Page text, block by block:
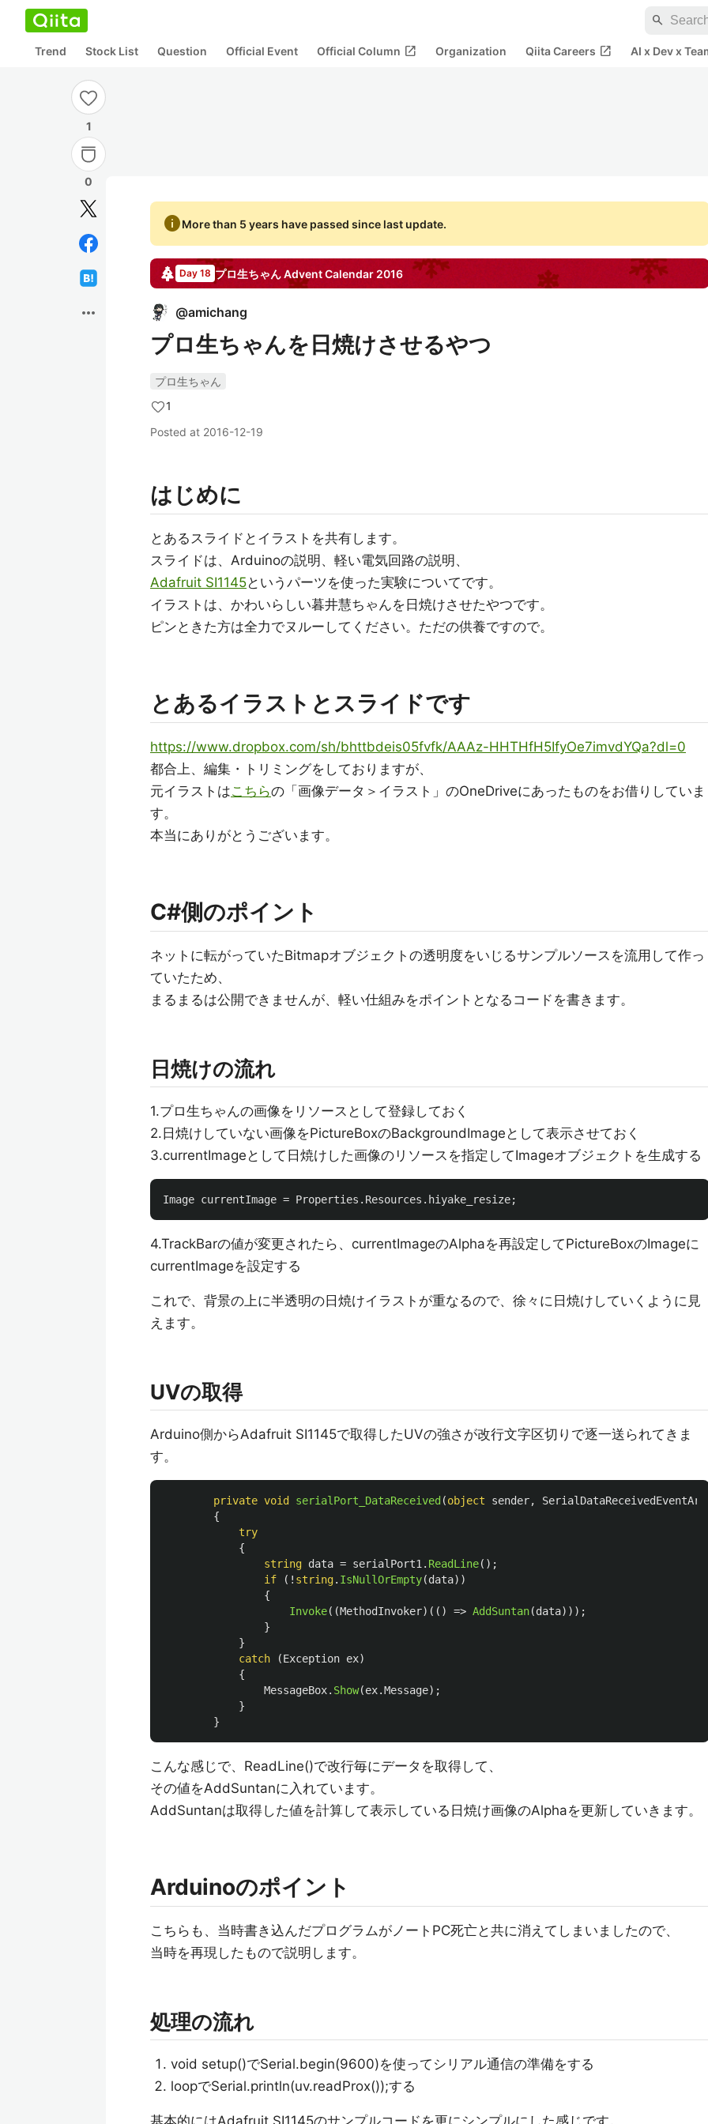
search
Trend Stock List Question Official Event Official Column open_in_new Organization Qiita Careers open_in_new AI x Dev x
1
0
more_horiz
infoMore than 5 years have passed since last update.
Day 18 プロ生ちゃんAdvent Calendar 2016
@amichang
プロ生ちゃんを日焼けさせるやつ
プロ生ちゃん
1
Posted at 2016-12-19
はじめに
とあるスライドとイラストを共有します。
スライドは、Arduinoの説明、軽い電気回路の説明、
Adafruit SI1145というパーツを使った実験についてです。
イラストは、かわいらしい暮井慧ちゃんを日焼けさせたやつです。
ピンときた方は全力でヌルーしてください。ただの供養ですので。
とあるイラストとスライドです
https://www.dropbox.com/sh/bhttbdeis05fvfk/AAAz-HHTHfH5IfyOe7imvdYQa?dl=0
都合上、編集・トリミングをしておりますが、
元イラストはこちらの「画像データ＞イラスト」のOneDriveにあったものをお借りしていま
す。
本当にありがとうございます。
C#側のポイント
ネットに転がっていたBitmapオブジェクトの透明度をいじるサンプルソースを流用して作っ
ていたため、
まるまるは公開できませんが、軽い仕組みをポイントとなるコードを書きます。
日焼けの流れ
1.プロ生ちゃんの画像をリソースとして登録しておく
2.日焼けしていない画像をPictureBoxのBackgroundImageとして表示させておく
3.currentImageとして日焼けした画像のリソースを指定してImageオブジェクトを生成する
Image currentImage = Properties . Resources . hiyake_resize;
4.TrackBarの値が変更されたら、currentImageのAlphaを再設定してPictureBoxのImageに
currentImageを設定する
これで、背景の上に半透明の日焼けイラストが重なるので、徐々に日焼けしていくように見
えます。
UVの取得
Arduino側からAdafruit SI1145で取得したUVの強さが改行文字区切りで逐一送られてきま
す。
private void serialPort_DataReceived (object sender, SerialDataReceivedEventArgs
{
try
{
string data = serialPort1 . ReadLine();
if
(! string. IsNullOrEmpty(data))
{
Invoke((MethodInvoker)(() => AddSuntan(data)));
}
}
catch
(Exception ex)
{
MessageBox. Show(ex.Message);
}
}
こんな感じで、ReadLine()で改行毎にデータを取得して、
その値をAddSuntanに入れています。
AddSuntanは取得した値を計算して表示している日焼け画像のAlphaを更新していきます。
Arduinoのポイント
こちらも、当時書き込んだプログラムがノートPC死亡と共に消えてしまいましたので、
当時を再現したもので説明します。
処理の流れ
void setup()でSerial.begin(9600)を使ってシリアル通信の準備をする
loopでSerial.println(uv.readProx());する
基本的にはAdafruit SI1145のサンプルコードを更にシンプルにした感じです。